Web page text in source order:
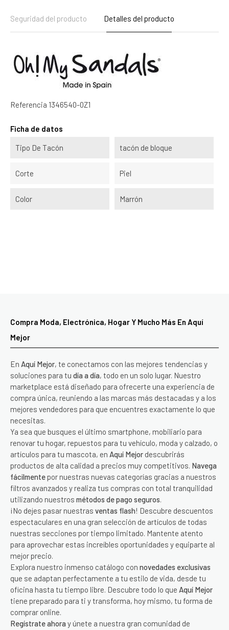
Seguridad del producto Detalles del producto
Referencia 1346540-0Z1
Ficha de datos
Tipo De Tacón tacón de bloque
Corte Piel
Color Marrón
Compra Moda, Electrónica, Hogar Y Mucho Más En Aquí
Mejor
En Aquí Mejor, te conectamos con las mejores tendencias y
soluciones para tu día a día, todo en un solo lugar. Nuestro
marketplace está diseñado para ofrecerte una experiencia de
compra única, reuniendo a las marcas más destacadas y a los
mejores vendedores para que encuentres exactamente lo que
necesitas.
Ya sea que busques el último smartphone, mobiliario para
renovar tu hogar, repuestos para tu vehículo, moda y calzado, o
artículos para tu mascota, en Aquí Mejor descubrirás
productos de alta calidad a precios muy competitivos. Navega
fácilmente por nuestras nuevas categorías gracias a nuestros
filtros avanzados y realiza tus compras con total tranquilidad
utilizando nuestros métodos de pago seguros.
¡No dejes pasar nuestras ventas flash! Descubre descuentos
espectaculares en una gran selección de artículos de todas
nuestras secciones por tiempo limitado. Mantente atento
para aprovechar estas increíbles oportunidades y equiparte al
mejor precio.
Explora nuestro inmenso catálogo con novedades exclusivas
que se adaptan perfectamente a tu estilo de vida, desde tu
oficina hasta tu tiempo libre. Descubre todo lo que Aquí Mejor
tiene preparado para ti y transforma, hoy mismo, tu forma de
comprar online.
Regístrate ahora y únete a nuestra gran comunidad de